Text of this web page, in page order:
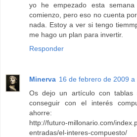
yo he empezado esta
comienzo, pero eso no cuenta
nada. Estoy a ver si tengo
me hago un plan para invertir.
Responder
Minerva 16 de febrero de 2009 a
Os dejo un artículo con
conseguir con el interés
ahorre:
http://futuro-millonario.com/
entradas/el-interes-compuesto/